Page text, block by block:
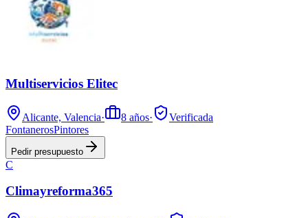
Multiservicios Elitec
Alicante, Valencia· 8 años·
Verificada
FontanerosPintores
Pedir presupuesto
C
Climayreforma365